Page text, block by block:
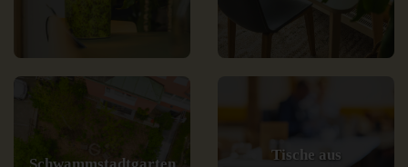
Tische aus